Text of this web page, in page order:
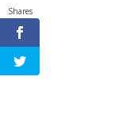
Shares